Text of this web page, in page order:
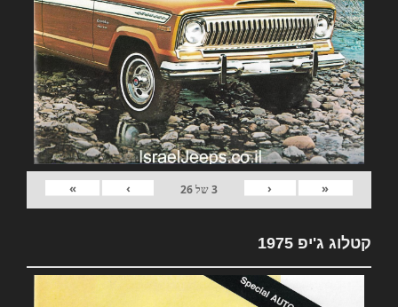
«
‹
3של26
›
»
קטלוג ג'יפ 1975